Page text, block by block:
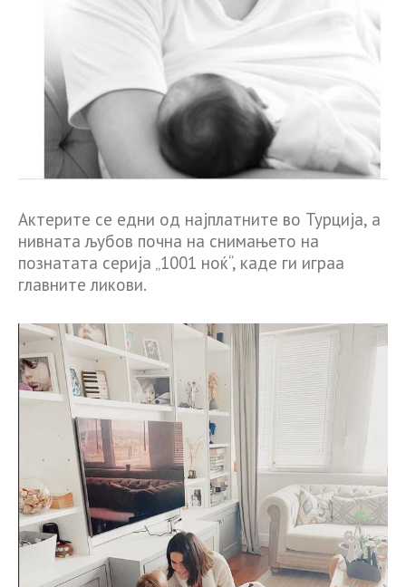
Актерите се едни од најплатните во Турција, а
нивната љубов почна на снимањето на
познатата серија „1001 ноќ“, каде ги играа
главните ликови.